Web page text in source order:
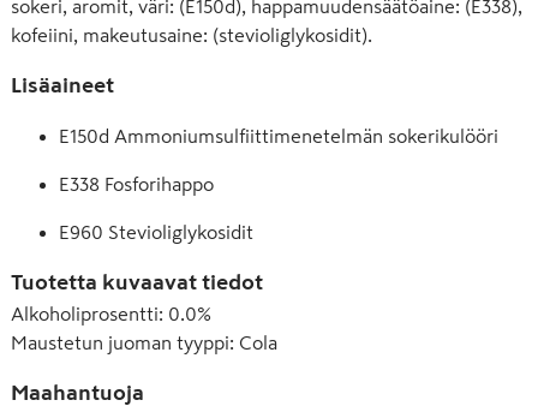
sokeri, aromit, väri: (E150d), happamuudensäätöaine: (E338),
kofeiini, makeutusaine: (stevioliglykosidit).
Lisäaineet
E150d Ammoniumsulfiittimenetelmän sokerikulööri
E338 Fosforihappo
E960 Stevioliglykosidit
Tuotetta kuvaavat tiedot
Alkoholiprosentti: 0.0%
Maustetun juoman tyyppi: Cola
Maahantuoja